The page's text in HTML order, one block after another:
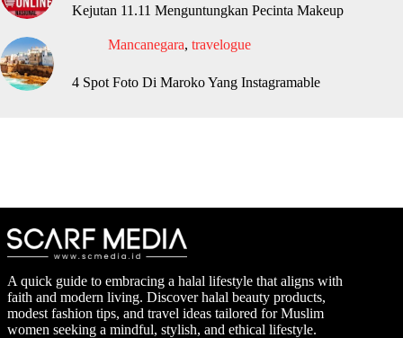
Kejutan 11.11 Menguntungkan Pecinta Makeup
Mancanegara, travelogue
4 Spot Foto Di Maroko Yang Instagramable
A quick guide to embracing a halal lifestyle that aligns with
faith and modern living. Discover halal beauty products,
modest fashion tips, and travel ideas tailored for Muslim
women seeking a mindful, stylish, and ethical lifestyle.